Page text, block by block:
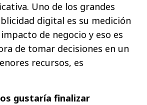
Uno de los grandes
digital es su medición
de negocio y eso es
de tomar decisiones en un
recursos, es
gustaría finalizar